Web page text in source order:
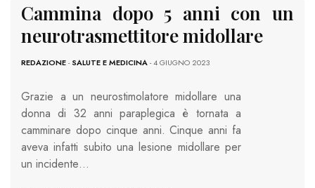
Cammina dopo 5 anni con un
neurotrasmettitore midollare
REDAZIONE-SALUTE E MEDICINA- 4 GIUGNO 2023
Grazie a un neurostimolatore midollare una
donna di 32 anni paraplegica è tornata a
camminare dopo cinque anni. Cinque anni fa
aveva infatti subito una lesione midollare per
un incidente…